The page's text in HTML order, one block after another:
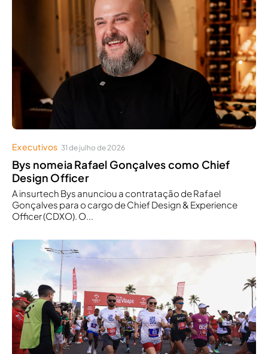
Executivos 31 de julho de 2026
Bys nomeia Rafael Gonçalves como Chief
Design Officer
A insurtech Bys anunciou a contratação de Rafael
Gonçalves para o cargo de Chief Design & Experience
Officer (CDXO). O...